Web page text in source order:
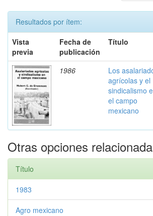
Resultados por ítem:
Vista
previa
Fecha de
publicación
Título
1986
Los
agrícolas y el
sindicalismo
el campo
mexicano
Otras opciones
Título
1983
Agro mexicano